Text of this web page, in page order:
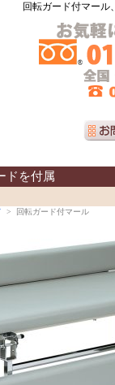
回転ガード付マール、
ドを付属
> 回転ガード付マール